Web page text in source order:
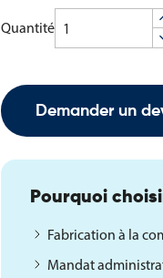
Quantité
Demander un
Pourquoi
Fabrication à la
Mandat